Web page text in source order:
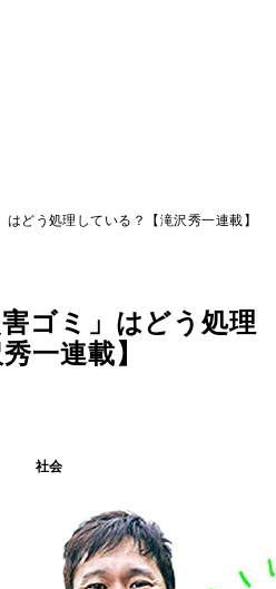
どう処理している？【滝沢秀一連載】
ゴミ」はどう処理
一連載】
社会